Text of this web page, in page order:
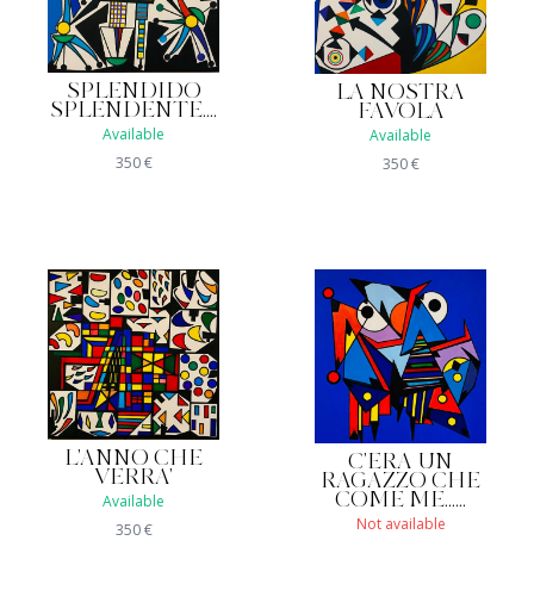
SPLENDIDO
SPLENDENTE....
Available
350€
LA NOSTRA
FAVOLA
Available
350€
L'ANNO CHE
VERRA'
Available
350€
C'ERA UN
RAGAZZO CHE
COME ME......
Not available